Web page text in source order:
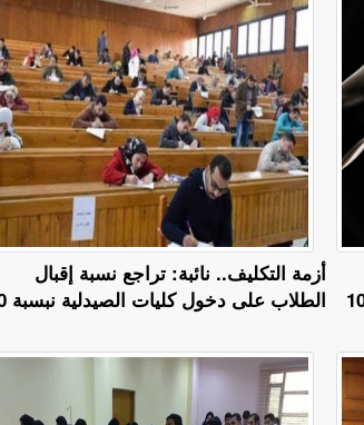
أزمة التكليف.. نائبة: تراجع نسبة إقبال
الطلاب على دخول كليات الصيدلية نبسبة 50